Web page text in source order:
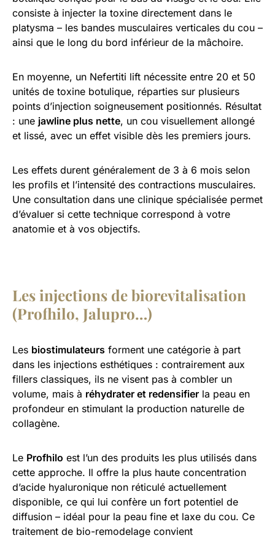
consiste à injecter la toxine directement dans le
platysma – les bandes musculaires verticales du cou –
ainsi que le long du bord inférieur de la mâchoire.
En moyenne, un Nefertiti lift nécessite entre 20 et 50
unités de toxine botulique, réparties sur plusieurs
points d’injection soigneusement positionnés. Résultat
: une jawline plus nette, un cou visuellement allongé
et lissé, avec un effet visible dès les premiers jours.
Les effets durent généralement de 3 à 6 mois selon
les profils et l’intensité des contractions musculaires.
Une consultation dans une clinique spécialisée permet
d’évaluer si cette technique correspond à votre
anatomie et à vos objectifs.
Les injections de biorevitalisation
(Profhilo, Jalupro…)
Les biostimulateurs forment une catégorie à part
dans les injections esthétiques : contrairement aux
fillers classiques, ils ne visent pas à combler un
volume, mais à réhydrater et redensifier la peau en
profondeur en stimulant la production naturelle de
collagène.
Le Profhilo est l’un des produits les plus utilisés dans
cette approche. Il offre la plus haute concentration
d’acide hyaluronique non réticulé actuellement
disponible, ce qui lui confère un fort potentiel de
diffusion – idéal pour la peau fine et laxe du cou. Ce
traitement de bio-remodelage convient